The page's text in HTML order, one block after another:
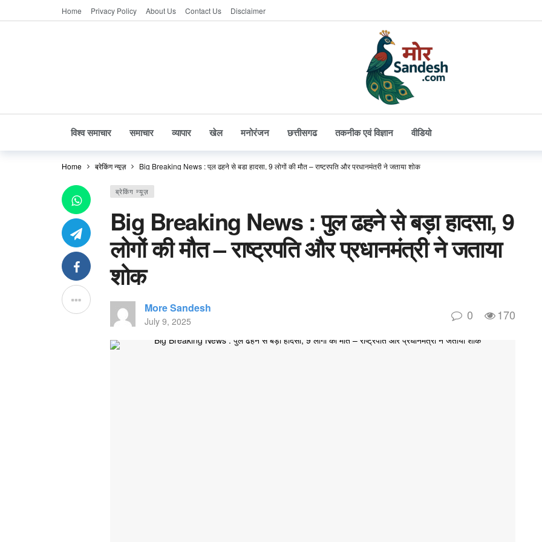
Home Privacy Policy About Us Contact Us Disclaimer
विश्व समाचार समाचार व्यापार खेल मनोरंजन छत्तीसगढ तकनीक एवं विज्ञान वीडियो
Home ब्रेकिंग न्यूज़ Big Breaking News : पुल ढहने से बड़ा हादसा, 9 लोगों की मौत – राष्ट्रपति और प्रधानमंत्री ने जताया शोक
ब्रेकिंग न्यूज़
Big Breaking News : पुल ढहने से बड़ा हादसा, 9
लोगों की मौत – राष्ट्रपति और प्रधानमंत्री ने जताया
शोक
More Sandesh
July 9, 2025 0 170